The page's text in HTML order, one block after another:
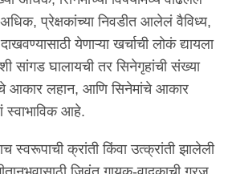
अधिक, प्रेक्षकांच्या निवडीत आलेलं वैविध्य,
येणाऱ्या खर्चाची लोकं द्यायला
सांगड घालायची तर सिनेगृहांची संख्या
आकार लहान, आणि सिनेमांचे आकार
स्वाभाविक आहे.
स्वरूपाची क्रांती किंवा उत्क्रांती झालेली